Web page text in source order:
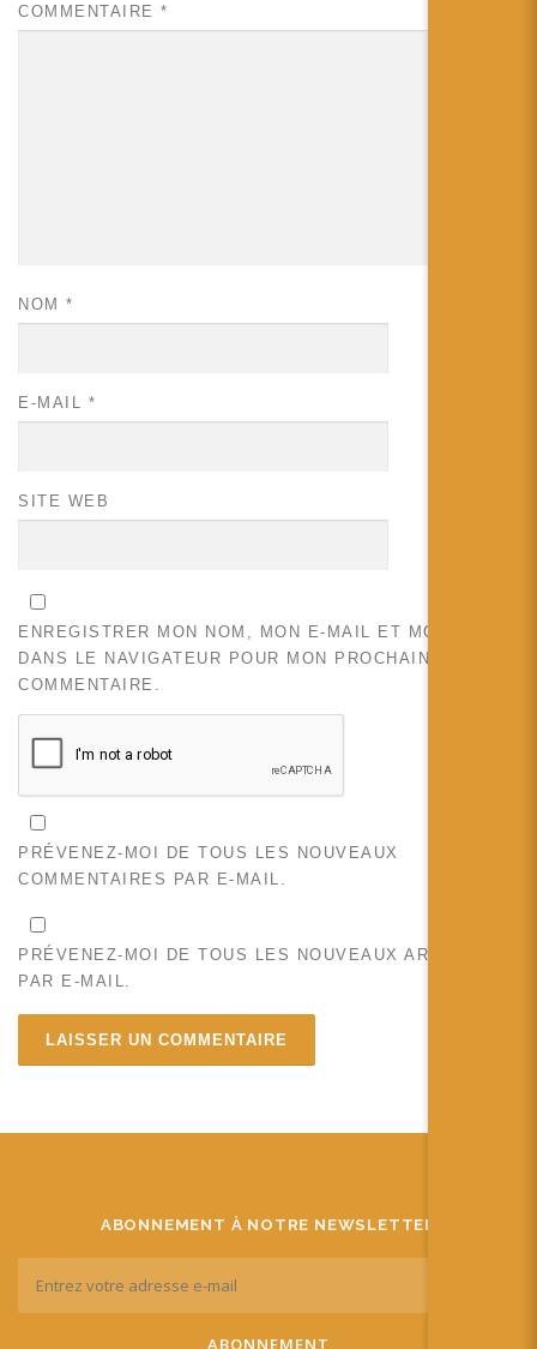
COMMENTAIRE *
NOM *
E-MAIL *
SITE WEB
ENREGISTRER MON NOM, MON E-MAIL ET MON SITE
DANS LE NAVIGATEUR POUR MON PROCHAIN
COMMENTAIRE.
PRÉVENEZ-MOI DE TOUS LES NOUVEAUX
COMMENTAIRES PAR E-MAIL.
PRÉVENEZ-MOI DE TOUS LES NOUVEAUX ARTICLES
PAR E-MAIL.
ABONNEMENT À NOTRE NEWSLETTER